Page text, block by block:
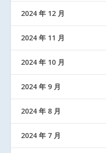
2024 年 12 月
2024 年 11 月
2024 年 10 月
2024 年 9 月
2024 年 8 月
2024 年 7 月